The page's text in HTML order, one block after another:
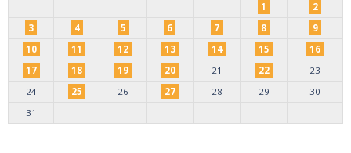
1
2
3
4 5 6 7 8
9
10
11 12 13 14 15
16
17
18 19 20 21 22
23
24
25 26 27 28 29
30
31